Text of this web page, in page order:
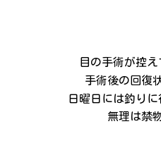
目の手術が控
手術後の回復
日曜日には釣り
無理は禁